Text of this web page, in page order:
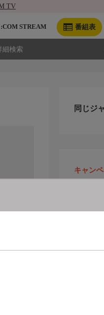
TV
番組表
STREAM
細検索
同じジ
キャン